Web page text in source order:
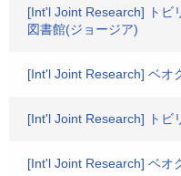
[Int'l Joint Research] トビ
図書館(ジョージア)
[Int'l Joint Research] ベオ
[Int'l Joint Research] トビ
[Int'l Joint Research] ベオ